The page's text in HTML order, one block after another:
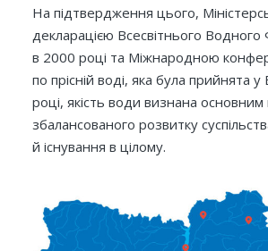
На підтвердження цього,
декларацією Всесвітнього Водного
в 2000 році та Міжнародною
по прісній воді, яка була прийнята у
році, якість води визнана
збалансованого розвитку
й існування в цілому.